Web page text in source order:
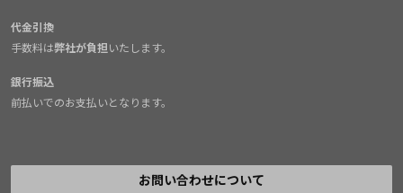
代金引換
手数料は弊社が負担いたします。
銀行振込
前払いでのお支払いとなります。
お問い合わせについて